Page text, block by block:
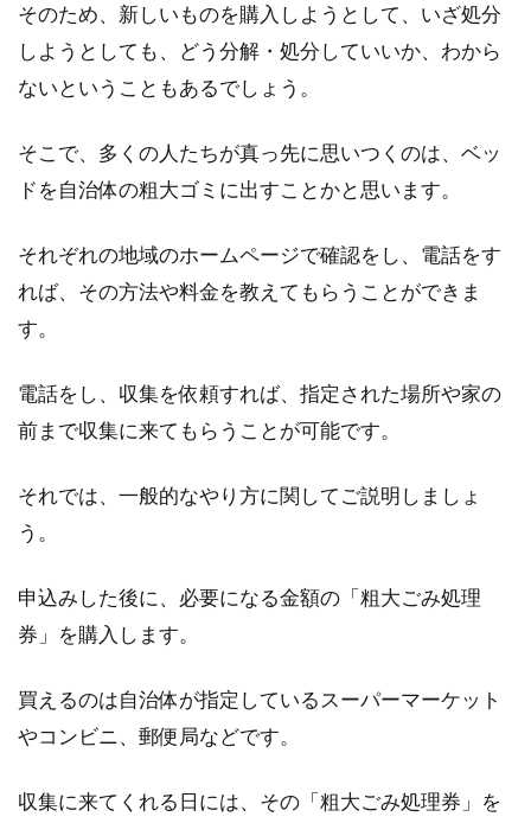
使っておしゃれにしよう！
トイレや寝室の内装は、家の中でも大事なポイ
ベッドがきしむ！すのこに多い「ギ
シギシ」音の原因と対策！
はずのす...
エアコンを設置するには注意が必
エアコンの設置する場所に悩む方は多いと思い
タオルケットは優しさ満載
そのため、新しいものを購入しようとして、いざ処分
しようとしても、どう分解・処分していいか、わから
ないということもあるでしょう。
そこで、多くの人たちが真っ先に思いつくのは、ベッ
ドを自治体の粗大ゴミに出すことかと思います。
それぞれの地域のホームページで確認をし、電話をす
れば、その方法や料金を教えてもらうことができま
す。
電話をし、収集を依頼すれば、指定された場所や家の
前まで収集に来てもらうことが可能です。
それでは、一般的なやり方に関してご説明しましょ
う。
申込みした後に、必要になる金額の「粗大ごみ処理
券」を購入します。
買えるのは自治体が指定しているスーパーマーケット
やコンビニ、郵便局などです。
収集に来てくれる日には、その「粗大ごみ処理券」を